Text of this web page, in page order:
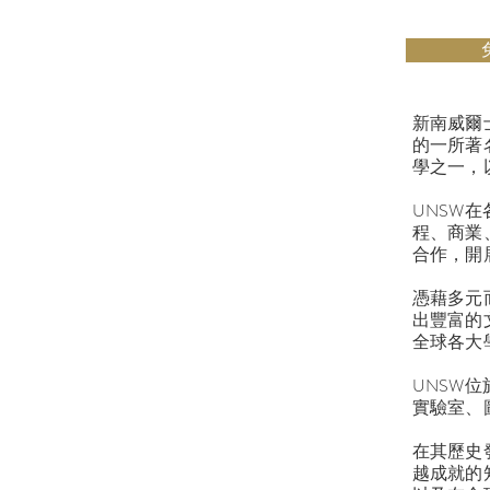
新南威爾
的一所著
學之一，
UNSW
程、商業
合作，開
憑藉多元
出豐富的
全球各大
UNSW
實驗室、
在其歷史
越成就的